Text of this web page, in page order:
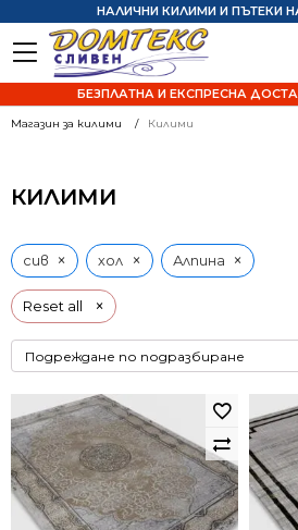
НАЛИЧНИ КИЛИМИ И ПЪТЕКИ
БЕЗПЛАТНА И ЕКСПРЕСНА
Магазин за килими Килими
КИЛИМИ
Reset all ×
сив × хол × Алпина ×